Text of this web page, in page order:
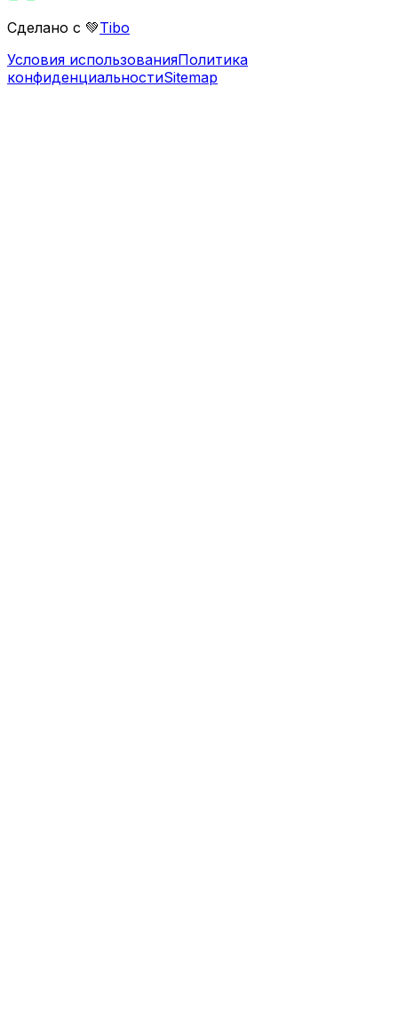
Сделано с 💚Tibo
Условия использованияПолитика
конфиденциальностиSitemap